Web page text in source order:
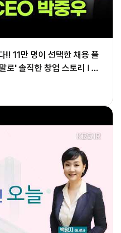
!! 11만 명이 선택한 채용 플
로' 솔직한 창업 스토리 l 피